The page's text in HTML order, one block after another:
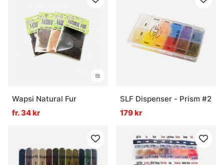
Wapsi Natural Fur
fr. 34 kr
SLF Dispenser - Prism #2
179 kr